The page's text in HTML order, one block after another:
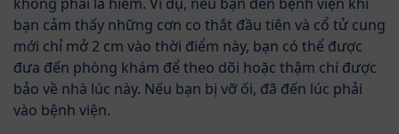
bạn cảm thấy những cơn co thắt đầu tiên và cổ tử cung
mới chỉ mở 2 cm vào thời điểm này, bạn có thể được
đưa đến phòng khám để theo dõi hoặc thậm chí được
bảo về nhà lúc này. Nếu bạn bị vỡ ối, đã đến lúc phải
vào bệnh viện.